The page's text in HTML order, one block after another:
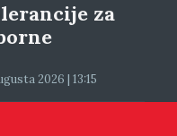
za
2026 | 13:15